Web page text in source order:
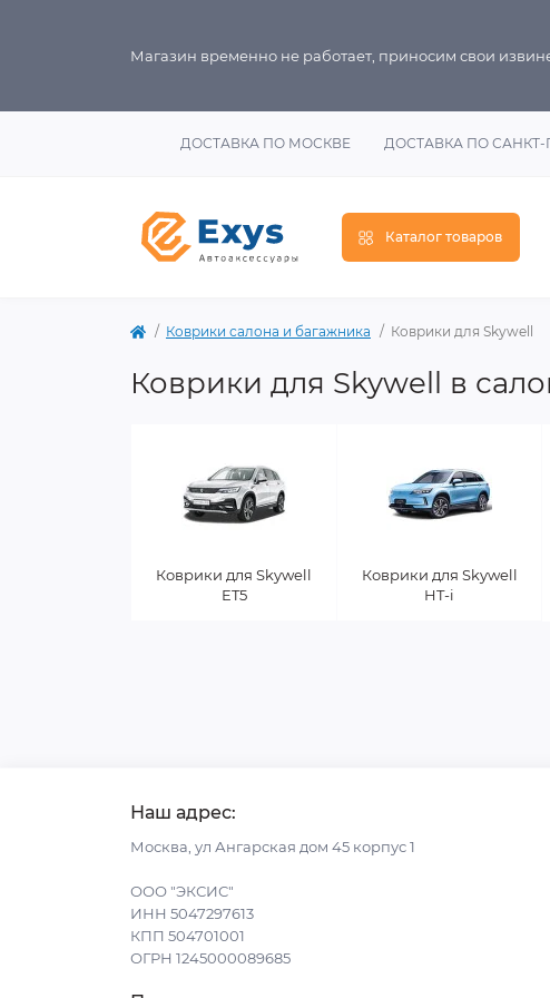
Магазин временно не работает, приносим свои
ДОСТАВКА ПО МОСКВЕ ДОСТАВКА ПО САНКТ-
Каталог товаров
Коврики салона и багажника Коврики для Skywell
Коврики для Skywell в
Коврики для Skywell
ET5
Коврики для Skywell
HT-i
Наш адрес:
Москва, ул Ангарская дом 45 корпус 1
ООО "ЭКСИС"
ИНН 5047297613
КПП 504701001
ОГРН 1245000089685